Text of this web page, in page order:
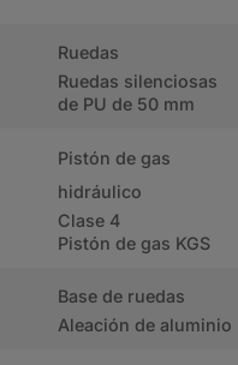
Ruedas
Ruedas silenciosas
de PU de 50 mm
Pistón de gas
hidráulico
Clase 4
Pistón de gas KGS
Base de ruedas
Aleación de aluminio